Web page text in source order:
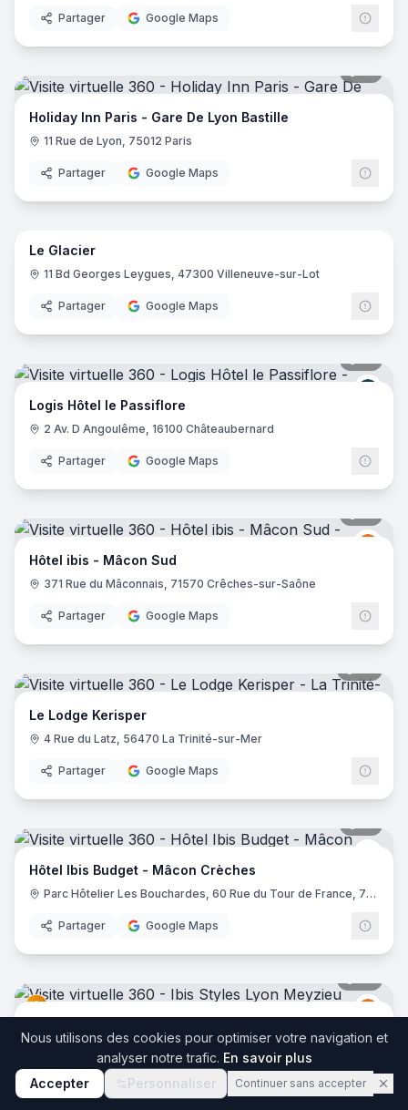
Partager Google Maps
Holiday Inn Paris - Gare De Lyon Bastille
11 Rue de Lyon, 75012 Paris
Partager Google Maps
24
Le Glacier
11 Bd Georges Leygues, 47300 Villeneuve-sur-Lot
Partager Google Maps
Logis Hôtel le Passiflore
2 Av. D Angoulême, 16100 Châteaubernard
Partager Google Maps
Ibis
Hôtel ibis - Mâcon Sud
371 Rue du Mâconnais, 71570 Crêches-sur-Saône
Partager Google Maps
Le Lodge Kerisper
4 Rue du Latz, 56470 La Trinité-sur-Mer
Partager Google Maps
Ibis
Hôtel Ibis Budget - Mâcon Crèches
Parc Hôtelier Les Bouchardes, 60 Rue du Tour de France, 71570 Chaintré
Partager Google Maps
Ibis
2 Bis Rue du 24 Avril 1915, 69330 Meyzieu
Partager Google Maps
Nous utilisons des cookies pour optimiser votre navigation et
analyser notre trafic. En savoir plus
Accepter
Personnaliser Continuer sans accepter